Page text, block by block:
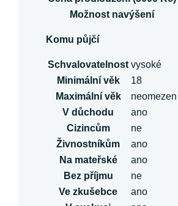
Možnost navýšení
Komu půjčí
Schvalovatelnost vysoké
Minimální věk
18
Maximální věk
neomezen
V důchodu
ano
Cizincům
ne
Živnostníkům
ano
Na mateřské
ano
Bez příjmu
ne
Ve zkušebce
ano